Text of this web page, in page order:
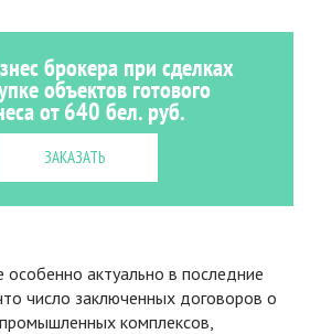
брокера при сделках
объектов готового
от 640 бел. руб.
ЗАКАЗАТЬ
актуально в последние
число заключенных договоров о
комплексов,